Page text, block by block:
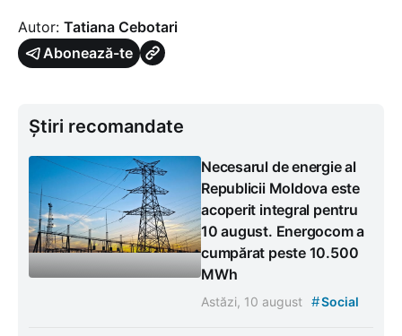
Autor: Tatiana Cebotari
Abonează-te
Știri recomandate
Necesarul de energie al
Republicii Moldova este
acoperit integral pentru
10 august. Energocom a
cumpărat peste 10.500
MWh
Astăzi, 10 august #Social